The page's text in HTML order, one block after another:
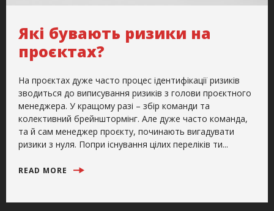
Які бувають ризики на
проєктах?
На проєктах дуже часто процес ідентифікації ризиків
зводиться до виписування ризиків з голови проєктного
менеджера. У кращому разі – збір команди та
колективний брейнштормінг. Але дуже часто команда,
та й сам менеджер проєкту, починають вигадувати
ризики з нуля. Попри існування цілих переліків ти...
READ MORE